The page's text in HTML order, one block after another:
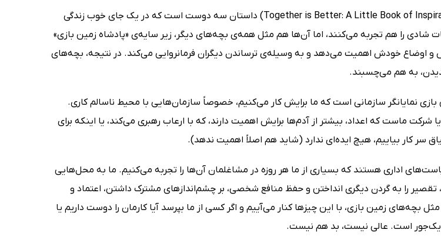
کتاب با هم بودن بهتر است (Together is Better: A Little Book of Inspiration) داستان سه دوست است که در یک جای خوب زندگی
شادی را هم تجربه می‌کنند، اما آن‌ها هم مثل همه‌ی بچه‌های دیگر، زیر سایه‌ی «پادشاه زمین بازی»
و اوضاع خودش اهمیت می‌دهد و به وسیله‌ی ترساندن دیگران فرمانروایی می‌کند. در نتیجه، بچه‌های
به هم می‌چسبند.
نمایانگر سازمانی‌ است که ما برایش کار می‌کنیم، خصوصاً سازمان‌هایی با محیط ناسالم کاری.
شرکت ماست که اعداد، بیشتر از آدم‌ها برایش اهمیت دارند، که با ارعاب رهبری می‌کند، یا اینکه برای
سر کار بیاییم، هیچ ایده‌ای ندارد (شاید هم اصلاً اهمیت ندهد).
اداری هستند که بسیاری از ما هر روزه در مشاغلمان آن‌ها را تجربه می‌کنیم. ما به محل‌هایی
تقصیر را به گردن دیگری انداختن و حفظ منافع شخصی، بر چشم‌اندازهای مشترک داشتن، اعتماد و
بچه‌های زمین بازی، با این چیزها کنار می‌آییم و اگر کسی از ما بپرسد آیا کارمان را دوست داریم یا
است. عالی نیست، بد هم نیست.